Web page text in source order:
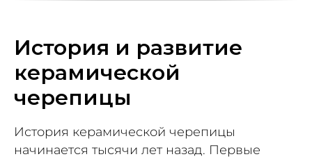
История и развитие
керамической
черепицы
История керамической черепицы
начинается тысячи лет назад. Первые